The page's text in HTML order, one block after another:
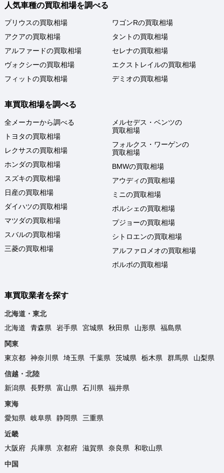
人気車種の買取相場を調べる
プリウスの買取相場
アクアの買取相場
アルファードの買取相場
ヴォクシーの買取相場
フィットの買取相場
ワゴンRの買取相場
タントの買取相場
セレナの買取相場
エクストレイルの買取相場
デミオの買取相場
車買取相場を調べる
全メーカーから調べる
トヨタの買取相場
レクサスの買取相場
ホンダの買取相場
スズキの買取相場
日産の買取相場
ダイハツの買取相場
マツダの買取相場
スバルの買取相場
三菱の買取相場
メルセデス・ベンツの
買取相場
フォルクス・ワーゲンの
買取相場
BMWの買取相場
アウディの買取相場
ミニの買取相場
ポルシェの買取相場
プジョーの買取相場
シトロエンの買取相場
アルファロメオの買取相場
ボルボの買取相場
車買取業者を探す
北海道・東北
北海道
青森県 岩手県 宮城県 秋田県 山形県
福島県
関東
東京都
神奈川県 埼玉県 千葉県 茨城県 栃木県 群馬県
山梨県
信越・北陸
新潟県
長野県 富山県 石川県
福井県
東海
愛知県
岐阜県 静岡県
三重県
近畿
大阪府
兵庫県 京都府 滋賀県 奈良県
和歌山県
中国